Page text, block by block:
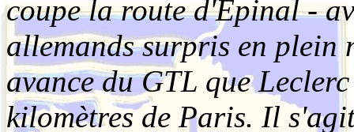
coupe la route d'Epinal -
allemands surpris en plein
avance du GTL que
kilomètres de Paris. Il